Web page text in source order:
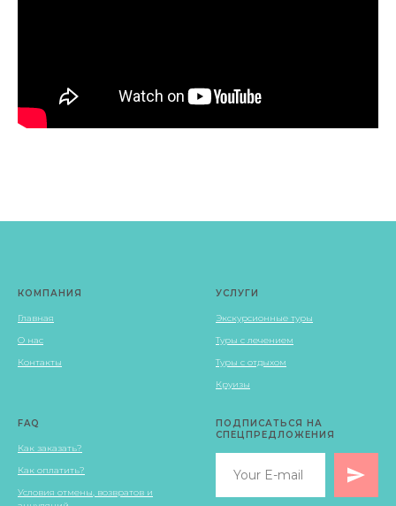
КОМПАНИЯ
Главная
О нас
Контакты
УСЛУГИ
Экскурсионные туры
Туры с лечением
Туры с отдыхом
Круизы
FAQ
Как заказать?
Как оплатить?
Условия отмены, возвратов и
ПОДПИСАТЬСЯ НА
СПЕЦПРЕДЛОЖЕНИЯ